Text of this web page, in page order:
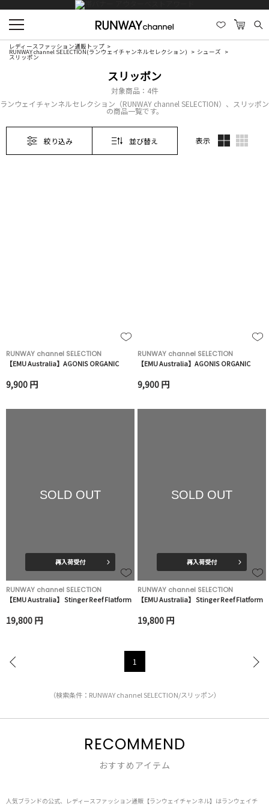
レディースファッション通販トップ
RUNWAY channel SELECTION(ランウェイチャンネルセレクション) シューズ
スリッポン
スリッポン
対象商品： 4件
ランウェイチャンネルセレクション（RUNWAY channel SELECTION）、スリッポン
の商品一覧です。
絞り込み 並び替え 表示
RUNWAY channel SELECTION
【EMU Australia】AGONIS ORGANIC
9,900 円
RUNWAY channel SELECTION
【EMU Australia】AGONIS ORGANIC
9,900 円
SOLD OUT
再入荷受付
RUNWAY channel SELECTION
【EMU Australia】 Stinger Reef Flatform
19,800 円
SOLD OUT
再入荷受付
RUNWAY channel SELECTION
【EMU Australia】 Stinger Reef Flatform
19,800 円
1
（検索条件：RUNWAY channel SELECTION/スリッポン）
RECOMMEND
おすすめアイテム
人気ブランドの公式、レディースファッション通販【ランウェイチャンネル】はランウェイチ